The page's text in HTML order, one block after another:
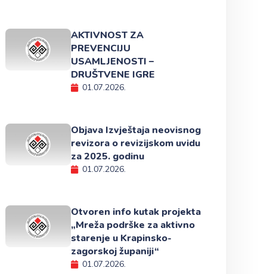
AKTIVNOST ZA
PREVENCIJU
USAMLJENOSTI –
DRUŠTVENE IGRE
01.07.2026.
Objava Izvještaja neovisnog
revizora o revizijskom uvidu
za 2025. godinu
01.07.2026.
Otvoren info kutak projekta
„Mreža podrške za aktivno
starenje u Krapinsko-
zagorskoj županiji“
01.07.2026.